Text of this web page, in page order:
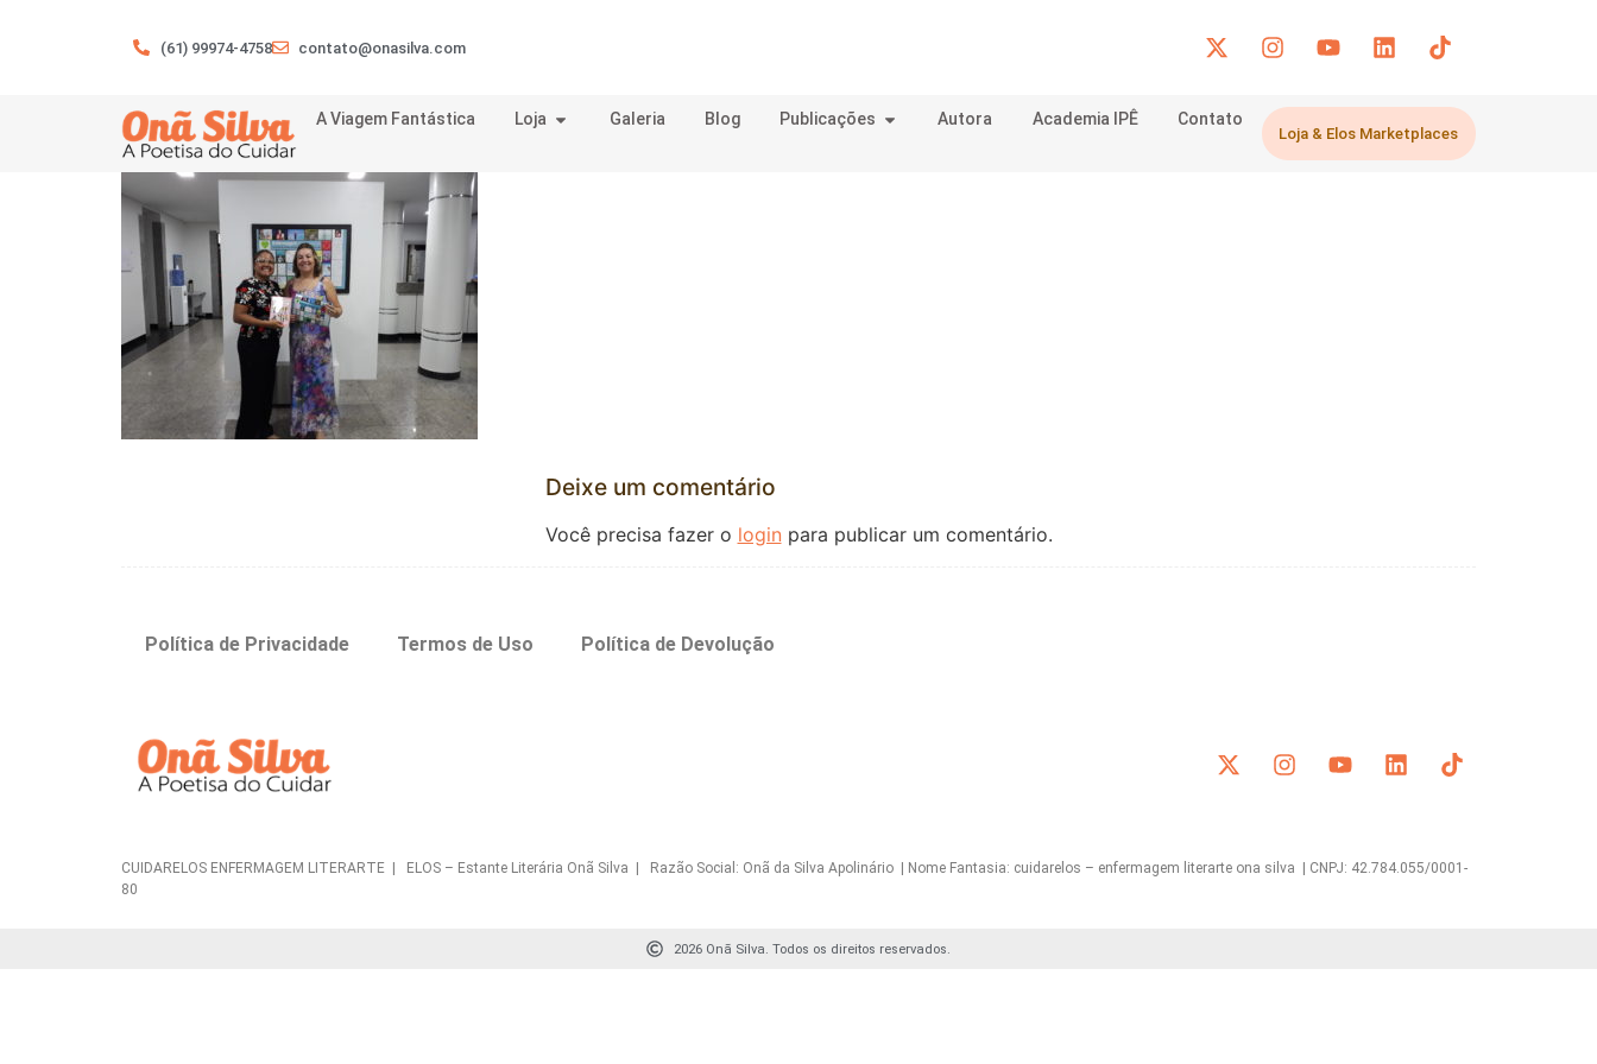
(61) 99974-4758 contato@onasilva.com
A Viagem Fantástica Loja Galeria Blog Publicações Autora Academia IPÊ Contato
Loja & Elos Marketplaces
Deixe um comentário
Você precisa fazer o login para publicar um comentário.
Política de Privacidade Termos de Uso Política de Devolução
CUIDARELOS ENFERMAGEM LITERARTE | ELOS – Estante Literária Onã Silva | Razão Social: Onã da Silva Apolinário | Nome Fantasia: cuidarelos – enfermagem literarte ona silva | CNPJ: 42.784.055/0001-
80
2026 Onã Silva. Todos os direitos reservados.